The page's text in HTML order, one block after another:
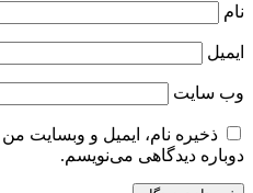
نام
ایمیل
وب‌ سایت
ذخیره نام، ایمیل و وبسایت
دوباره دیدگاهی می‌نویسم.